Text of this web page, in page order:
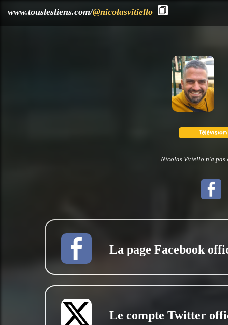
www.touslesliens.com/@nicolasvitiello
Nicolas Vitiello n'a pas
La page Facebook
Le compte Twitter